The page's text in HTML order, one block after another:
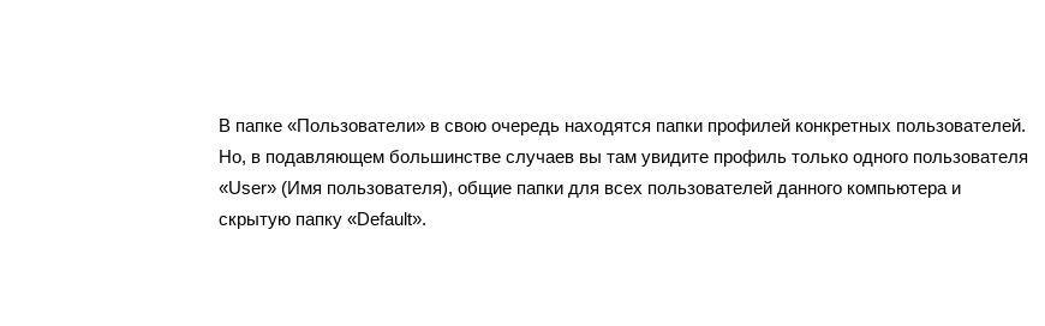
В папке «Пользователи» в свою очередь находятся папки профилей конкретных пользователей.
Но, в подавляющем большинстве случаев вы там увидите профиль только одного пользователя
«User» (Имя пользователя), общие папки для всех пользователей данного компьютера и
скрытую папку «Default».